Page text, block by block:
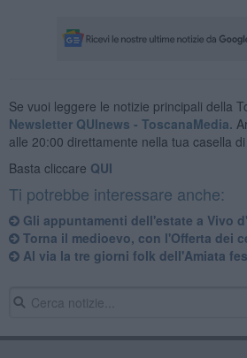
Se vuoi leggere le notizie principali della
Newsletter QUInews - ToscanaMedia.
alle 20:00 direttamente nella tua casella di
Basta cliccare QUI
Ti potrebbe interessare anche:
Gli appuntamenti dell'estate a Vivo
Torna il medioevo, con l'Offerta dei
Al via la tre giorni folk dell'Amiata